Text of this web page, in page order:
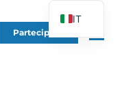
Partecipare
IT
FR